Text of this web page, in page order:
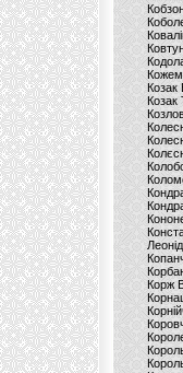
Козак
Козак
Корж